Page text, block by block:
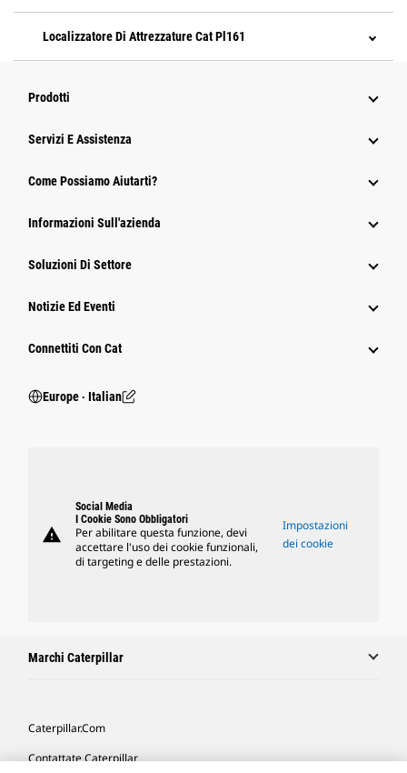
Localizzatore Di Attrezzature Cat Pl161
Prodotti
Servizi E Assistenza
Come Possiamo Aiutarti?
Informazioni Sull'azienda
Soluzioni Di Settore
Notizie Ed Eventi
Connettiti Con Cat
Europe ‧ Italian
warning
Social Media
I Cookie Sono Obbligatori
Per abilitare questa funzione, devi
accettare l'uso dei cookie funzionali,
di targeting e delle prestazioni.
Impostazioni
dei cookie
Marchi Caterpillar
Caterpillar.com
Contattate Caterpillar